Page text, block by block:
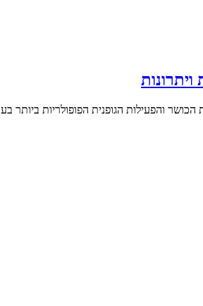
והפעילות הגופנית הפופולריות ביותר